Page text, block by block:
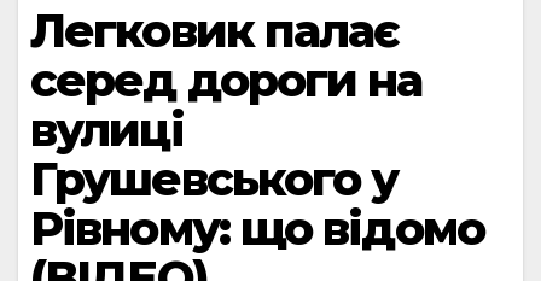
Легковик палає
серед дороги на
вулиці
Грушевського у
Рівному: що відомо